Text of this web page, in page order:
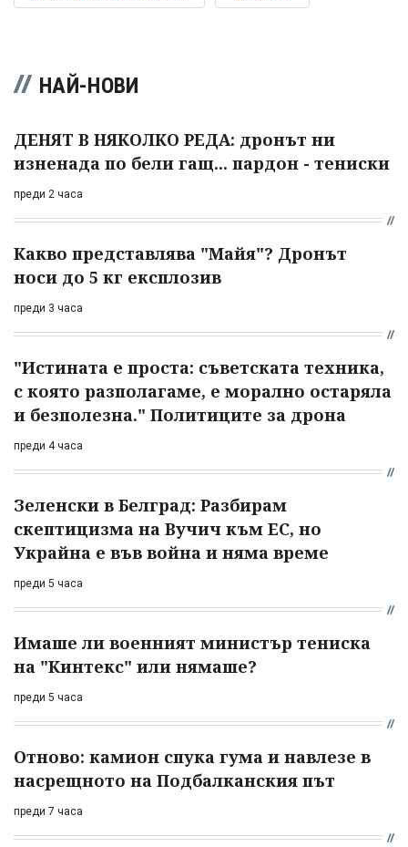
НАЙ-НОВИ
ДЕНЯТ В НЯКОЛКО РЕДА: дронът ни
изненада по бели гащ... пардон - тениски
преди 2 часа
Какво представлява "Майя"? Дронът
носи до 5 кг експлозив
преди 3 часа
"Истината е проста: съветската техника,
с която разполагаме, е морално остаряла
и безполезна." Политиците за дрона
преди 4 часа
Зеленски в Белград: Разбирам
скептицизма на Вучич към ЕС, но
Украйна е във война и няма време
преди 5 часа
Имаше ли военният министър тениска
на "Кинтекс" или нямаше?
преди 5 часа
Отново: камион спука гума и навлезе в
насрещното на Подбалканския път
преди 7 часа